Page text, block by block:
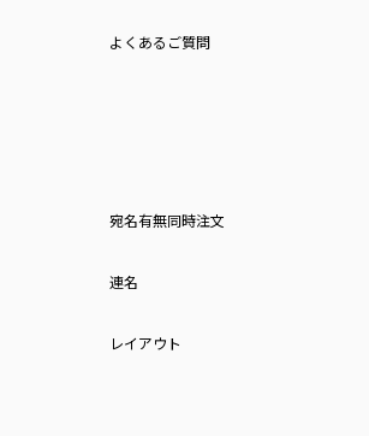
よくあるご質問
宛名有無同時注文
連名
レイアウト